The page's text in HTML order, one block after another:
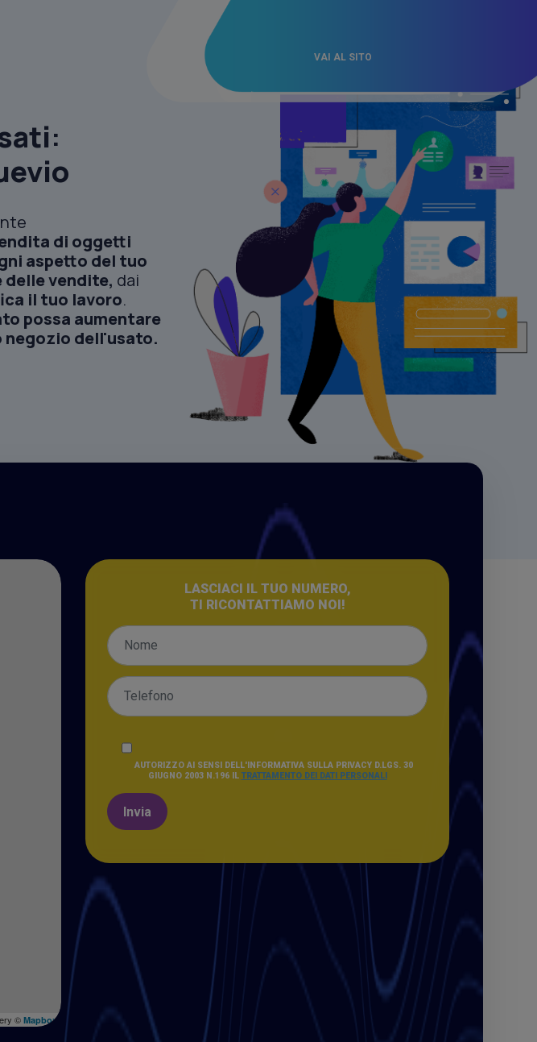
VAI AL SITO
:
di oggetti
aspetto del tuo
vendite, dai
il tuo lavoro.
possa aumentare
dell'usato.
©Mapbox
LASCIACI IL TUO NUMERO,
TI RICONTATTIAMO NOI!
AUTORIZZO AI SENSI DELL'INFORMATIVA SULLA PRIVACY D.LGS. 30
GIUGNO 2003 N.196 IL TRATTAMENTO DEI DATI PERSONALI
Invia